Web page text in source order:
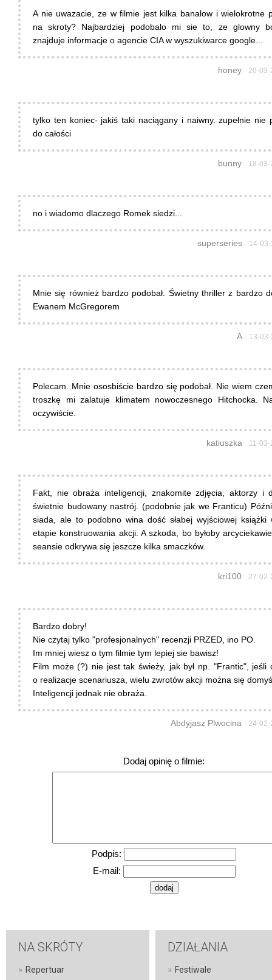
A nie uwazacie, ze w filmie jest kilka banalow i wielokrotne
na skroty? Najbardziej podobalo mi sie to, ze glowny
znajduje informacje o agencie CIA w wyszukiwarce google...
honey 20-
tylko ten koniec- jakiś taki naciągany i naiwny. zupełnie nie
do całości
bunny 18-
no i wiadomo dlaczego Romek siedzi...
superseries 14-
Mnie się również bardzo podobał. Świetny thriller z bardzo
Ewanem McGregorem
A 13-
Polecam. Mnie ososbiście bardzo się podobał. Nie wiem
troszkę mi zalatuje klimatem nowoczesnego Hitchocka.
oczywiście.
katiuszka 11-
Fakt, nie obraża inteligencji, znakomite zdjęcia, aktorzy i
świetnie budowany nastrój. (podobnie jak we Franticu)
siada, ale to podobno wina dość słabej wyjściowej książki
etapie konstruowania akcji. A szkoda, bo byłoby
seansie odkrywa się jeszcze kilka smaczków.
kri100 27-
Bardzo dobry!
Nie czytaj tylko "profesjonalnych" recenzji PRZED, ino PO.
Im mniej wiesz o tym filmie tym lepiej sie bawisz!
Film może (?) nie jest tak świeży, jak był np. "Frantic", jeśli
o realizacje scenariusza, wielu zwrotów akcji można się
Inteligencji jednak nie obraża.
Abdyjasz Plwocina 24-
Dodaj opinię o filmie:
Podpis:
E-mail:
NA SKRÓTY
» Repertuar
DZIAŁANIA
» Festiwale